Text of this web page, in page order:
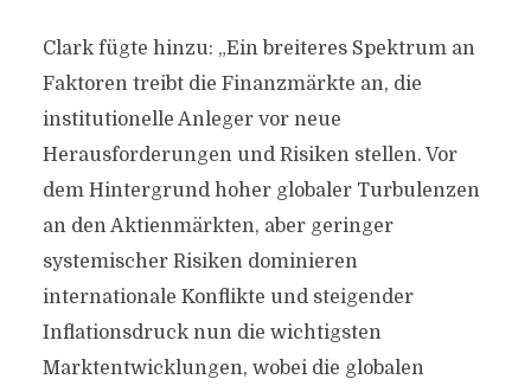
Clark fügte hinzu: „Ein breiteres Spektrum an
Faktoren treibt die Finanzmärkte an, die
institutionelle Anleger vor neue
Herausforderungen und Risiken stellen. Vor
dem Hintergrund hoher globaler Turbulenzen
an den Aktienmärkten, aber geringer
systemischer Risiken dominieren
internationale Konflikte und steigender
Inflationsdruck nun die wichtigsten
Marktentwicklungen, wobei die globalen